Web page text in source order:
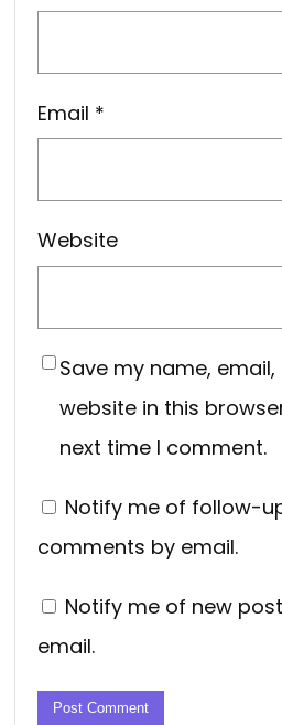
Email *
Website
Save my name, email,
website in this
next time I comment.
Notify me of follow-
comments by email.
Notify me of new
email.